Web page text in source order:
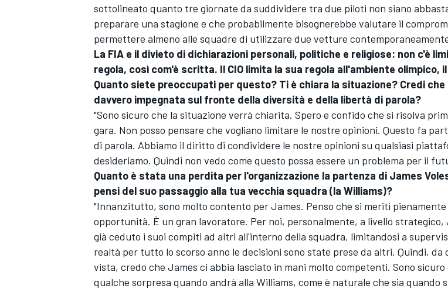
sottolineato quanto tre giornate da suddividere tra due piloti non siano
preparare una stagione e che probabilmente bisognerebbe valutare il
permettere almeno alle squadre di utilizzare due vetture
La FIA e il divieto di dichiarazioni personali, politiche e religiose: non c'è
regola, così com'è scritta. Il CIO limita la sua regola all'ambiente olimpico,
Quanto siete preoccupati per questo? Ti è chiara la situazione? Credi che
davvero impegnata sul fronte della diversità e della libertà di parola?
"Sono sicuro che la situazione verrà chiarita. Spero e confido che si risolva
gara. Non posso pensare che vogliano limitare le nostre opinioni. Questo fa
di parola. Abbiamo il diritto di condividere le nostre opinioni su qualsiasi
desideriamo. Quindi non vedo come questo possa essere un problema per il
Quanto è stata una perdita per l'organizzazione la partenza di James
pensi del suo passaggio alla tua vecchia squadra (la Williams)?
"Innanzitutto, sono molto contento per James. Penso che si meriti
opportunità. È un gran lavoratore. Per noi, personalmente, a livello strategico,
già ceduto i suoi compiti ad altri all'interno della squadra, limitandosi a
realtà per tutto lo scorso anno le decisioni sono state prese da altri. Quindi, da
vista, credo che James ci abbia lasciato in mani molto competenti. Sono sicuro
qualche sorpresa quando andrà alla Williams, come è naturale che sia quando